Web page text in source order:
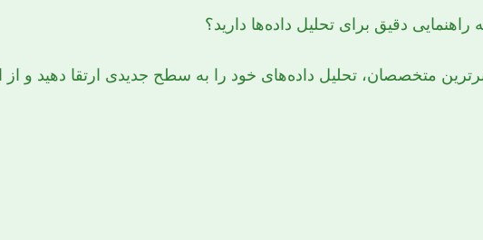
راهنمایی دقیق برای تحلیل داده‌ها دارید؟
متخصصان، تحلیل داده‌های خود را به سطح جدیدی ارتقا دهید و